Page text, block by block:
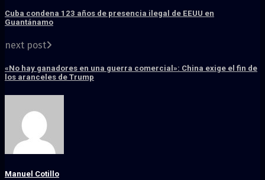
Cuba condena 123 años de presencia ilegal de EEUU en
Guantánamo
next post
«No hay ganadores en una guerra comercial»: China exige el fin de
los aranceles de Trump
Manuel Cotillo